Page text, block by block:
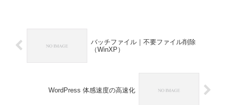
バッチファイル｜不要ファイル削除
（WinXP）
WordPress 体感速度の高速化